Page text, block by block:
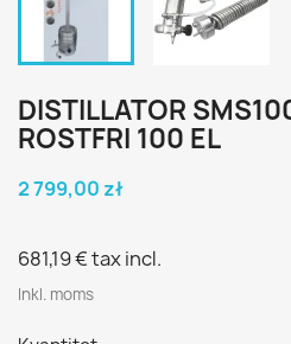
DISTILLATOR
ROSTFRI 100 EL
2 799,00 zł
681,19 €tax incl.
Inkl. moms